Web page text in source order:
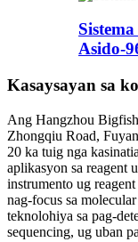
Asido-
Kasaysayan sa
Ang Hangzhou
Zhongqiu Road,
20 ka tuig nga
aplikasyon sa reagent
instrumento ug
nag-focus sa
teknolohiya sa pag-
sequencing, ug uban